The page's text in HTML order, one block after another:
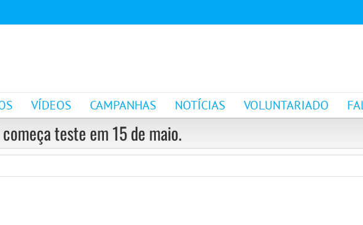
VÍDEOS CAMPANHAS NOTÍCIAS VOLUNTARIADO
teste em 15 de maio.